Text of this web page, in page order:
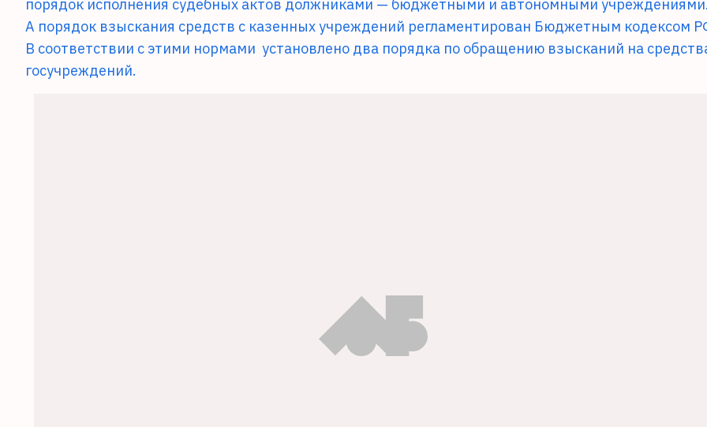
порядок исполнения судебных актов должниками — бюджетными и автономными учреждениями.
А порядок взыскания средств с казенных учреждений регламентирован Бюджетным кодексом
В соответствии с этими нормами установлено два порядка по обращению взысканий на
госучреждений.